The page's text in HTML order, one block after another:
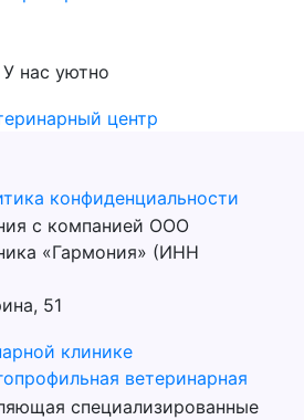
У нас уютно
конфиденциальности
с компанией ООО
«Гармония» (ИНН
51
ветеринарная
специализированные